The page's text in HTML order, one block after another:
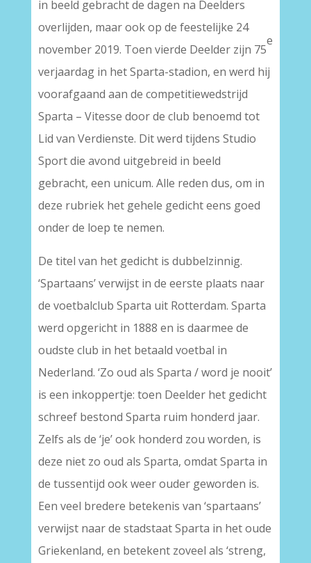
in beeld gebracht de dagen na Deelders
overlijden, maar ook op de feestelijke 24
november 2019. Toen vierde Deelder zijn 75
e
verjaardag in het Sparta-stadion, en werd hij
voorafgaand aan de competitiewedstrijd
Sparta – Vitesse door de club benoemd tot
Lid van Verdienste. Dit werd tijdens Studio
Sport die avond uitgebreid in beeld
gebracht, een unicum. Alle reden dus, om in
deze rubriek het gehele gedicht eens goed
onder de loep te nemen.
De titel van het gedicht is dubbelzinnig.
‘Spartaans’ verwijst in de eerste plaats naar
de voetbalclub Sparta uit Rotterdam. Sparta
werd opgericht in 1888 en is daarmee de
oudste club in het betaald voetbal in
Nederland. ‘Zo oud als Sparta / word je nooit’
is een inkoppertje: toen Deelder het gedicht
schreef bestond Sparta ruim honderd jaar.
Zelfs als de ‘je’ ook honderd zou worden, is
deze niet zo oud als Sparta, omdat Sparta in
de tussentijd ook weer ouder geworden is.
Een veel bredere betekenis van ‘spartaans’
verwijst naar de stadstaat Sparta in het oude
Griekenland, en betekent zoveel als ‘streng,